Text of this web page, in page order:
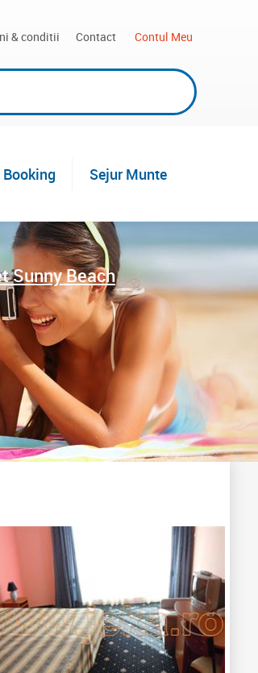
& conditii Contact Contul Meu
Booking Sejur Munte
Sunny Beach